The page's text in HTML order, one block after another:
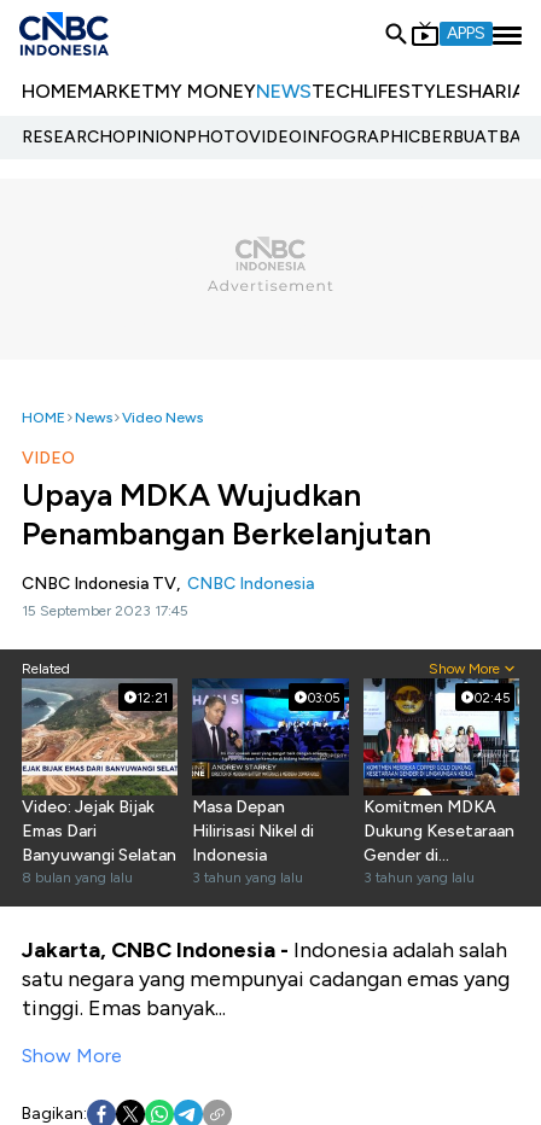
APPS
HOMEMARKETMY MONEYNEWSTECHLIFESTYLESHARIA
RESEARCHOPINIONPHOTOVIDEOINFOGRAPHIC
HOME News Video News
VIDEO
Upaya MDKA Wujudkan
Penambangan Berkelanjutan
CNBC Indonesia TV, CNBC Indonesia
15 September 2023 17:45
Related Show More
12:21
Video: Jejak Bijak
Emas Dari
Banyuwangi Selatan
8 bulan yang lalu
03:05
Masa Depan
Hilirisasi Nikel di
Indonesia
3 tahun yang lalu
02:45
Komitmen MDKA
Dukung Kesetaraan
Gender di
Lingkungan Kerja
3 tahun yang lalu
Jakarta, CNBC Indonesia - Indonesia adalah salah
satu negara yang mempunyai cadangan emas yang
tinggi. Emas banyak...
Show More
Bagikan: